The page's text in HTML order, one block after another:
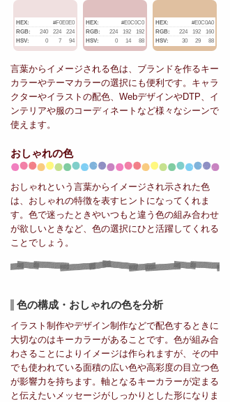
HEX:
#F0E0E0
RGB:
240 224
224
HSV:
0 7 94
HEX:
#E0C0C0
RGB:
224 192
192
HSV:
0 14 88
HEX:
#E0C0A0
RGB:
224 192
160
HSV:
30 29 88
言葉からイメージされる色は、ブランドを作るキー
カラーやテーマカラーの選択にも便利です。キャラ
クターやイラストの配色、WebデザインやDTP、イ
ンテリアや服のコーディネートなど様々なシーンで
使えます。
おしゃれの色
おしゃれという言葉からイメージされ示された色
は、おしゃれの特徴を表すヒントになってくれま
す。色で迷ったときやいつもと違う色の組み合わせ
が欲しいときなど、色の選択にひと活躍してくれる
ことでしょう。
色の構成・おしゃれの色を分析
イラスト制作やデザイン制作などで配色するときに
大切なのはキーカラーがあることです。色が組み合
わさることによりイメージは作られますが、その中
でも使われている面積の広い色や高彩度の目立つ色
が影響力を持ちます。軸となるキーカラーが定まる
と伝えたいメッセージがしっかりとした形になりま